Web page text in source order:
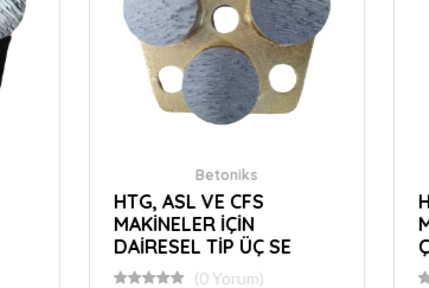
SE
HTG, ASL VE CFS
MAKİNELER İÇİN BAR
ÇİFT SEGMENT Sİ